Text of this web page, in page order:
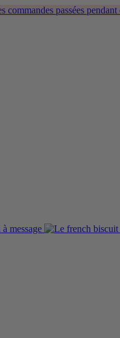
passées pendant